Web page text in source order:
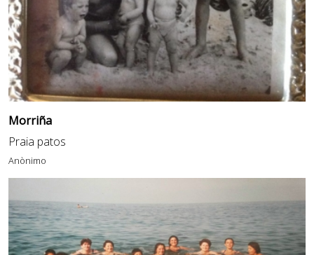
Morriña
Praia patos
Anònimo